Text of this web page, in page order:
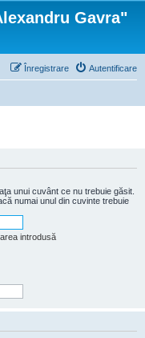
Gavra"
Autentificare
Înregistrare
unui cuvânt ce nu trebuie găsit.
numai unul din cuvinte trebuie
introdusă